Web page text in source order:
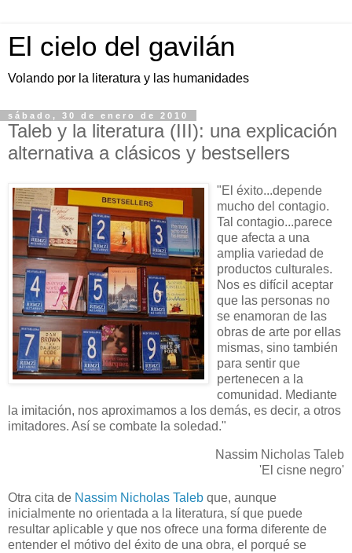
El cielo del gavilán
Volando por la literatura y las humanidades
sábado, 30 de enero de 2010
Taleb y la literatura (III): una explicación
alternativa a clásicos y bestsellers
"El éxito...depende
mucho del contagio.
Tal contagio...parece
que afecta a una
amplia variedad de
productos culturales.
Nos es difícil aceptar
que las personas no
se enamoran de las
obras de arte por ellas
mismas, sino también
para sentir que
pertenecen a la
comunidad. Mediante
la imitación, nos aproximamos a los demás, es decir, a otros
imitadores. Así se combate la soledad."
Nassim Nicholas Taleb
'El cisne negro'
Otra cita de Nassim Nicholas Taleb que, aunque
inicialmente no orientada a la literatura, sí que puede
resultar aplicable y que nos ofrece una forma diferente de
entender el mótivo del éxito de una obra, el porqué se